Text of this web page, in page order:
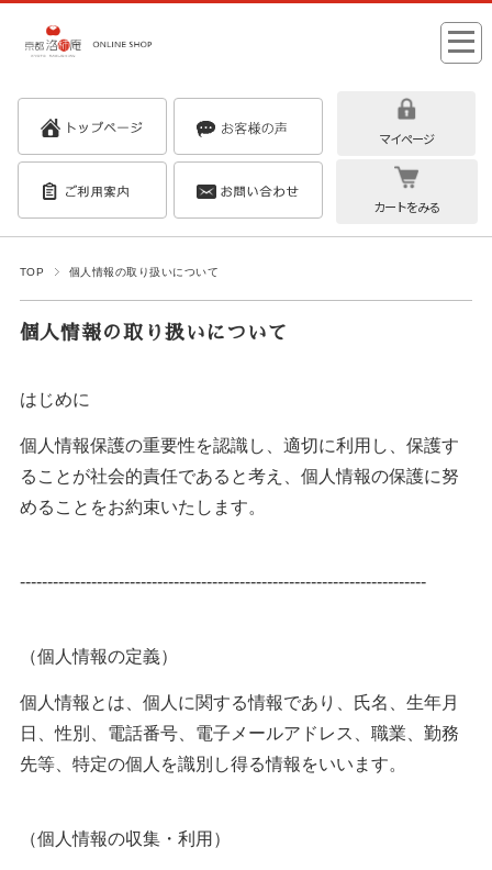
マイページ
カートをみる
TOP 個人情報の取り扱いについて
個人情報の取り扱いについて
はじめに
個人情報保護の重要性を認識し、適切に利用し、保護す
ることが社会的責任であると考え、個人情報の保護に努
めることをお約束いたします。
--------------------------------------------------------------------------
（個人情報の定義）
個人情報とは、個人に関する情報であり、氏名、生年月
日、性別、電話番号、電子メールアドレス、職業、勤務
先等、特定の個人を識別し得る情報をいいます。
（個人情報の収集・利用）